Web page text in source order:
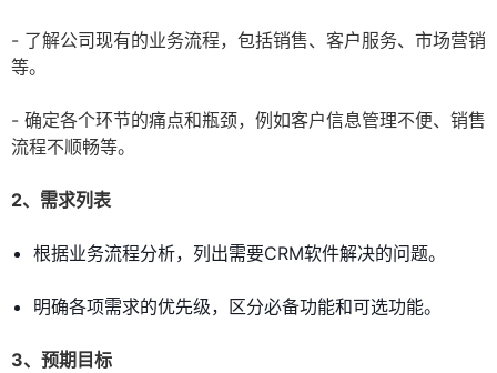
- 了解公司现有的业务流程，包括销售、客户服务、市场营销
等。
- 确定各个环节的痛点和瓶颈，例如客户信息管理不便、销售
流程不顺畅等。
2、需求列表
根据业务流程分析，列出需要CRM软件解决的问题。
明确各项需求的优先级，区分必备功能和可选功能。
3、预期目标